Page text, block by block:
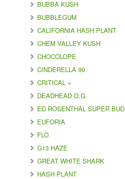
BUBBA KUSH
BUBBLEGUM
CALIFORNIA HASH PLANT
CHEM VALLEY KUSH
CHOCOLOPE
CINDERELLA 99
CRITICAL +
DEADHEAD O.G
ED ROSENTHAL SUPER BUD
EUFORIA
FLO
G13 HAZE
GREAT WHITE SHARK
HASH PLANT